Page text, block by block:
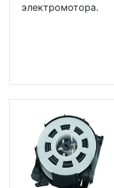
электромотора.